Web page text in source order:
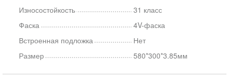
Износостойкость
31 класс
Фаска
4V-фаска
Встроенная подложка
Нет
Размер
580*300*3.85мм